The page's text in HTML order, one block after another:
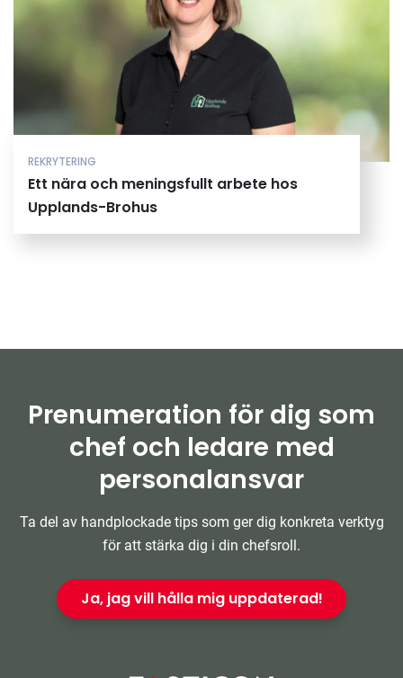
REKRYTERING
Ett nära och meningsfullt arbete hos
Upplands-Brohus
Prenumeration för dig som
chef och ledare med
personalansvar
Ta del av handplockade tips som ger dig konkreta verktyg
för att stärka dig i din chefsroll.
Ja, jag vill hålla mig uppdaterad!